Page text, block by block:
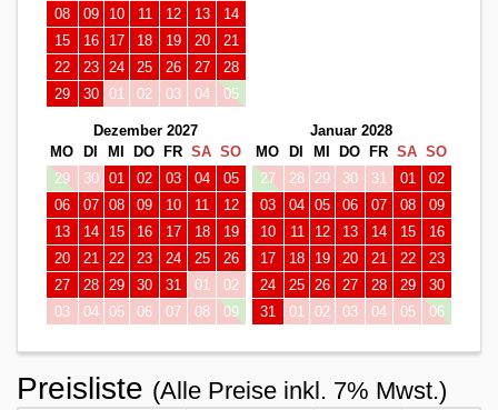
08
09 10 11 12 13
14
15
16 17 18 19 20
21
22
23 24 25 26 27
28
29
30 01 02 03 04 05
Dezember 2027
MO
DI MI DO FR SA SO
29
30 01 02 03 04
05
06
07 08 09 10 11
12
13
14 15 16 17 18
19
20
21 22 23 24 25
26
27
28 29 30 31 01
02
03
04 05 06 07 08 09
Januar 2028
MO
DI MI DO FR SA SO
27
28 29 30 31 01
02
03
04 05 06 07 08
09
10
11 12 13 14 15
16
17
18 19 20 21 22
23
24
25 26 27 28 29
30
31
01 02 03 04 05 06
Preisliste (Alle Preise inkl. 7% Mwst.)